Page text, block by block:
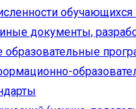
документы,
образовательные